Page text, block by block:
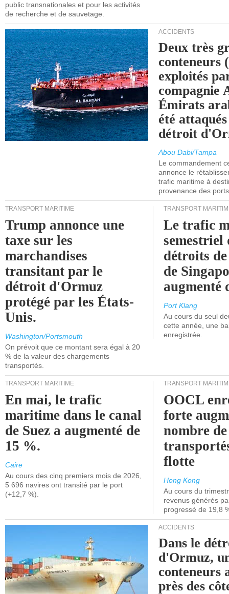
public transnationales et pour les activités
de recherche et de sauvetage.
ACCIDENTS
Deux très
conteneurs
exploités
compagnie
Émirats
été
détroit
Abou Dabi/Tampa
Le commandement
annonce le
trafic maritime à
provenance des
TRANSPORT MARITIME
Trump annonce une
taxe sur les
marchandises
transitant par le
détroit d'Ormuz
protégé par les États-
Unis.
Washington/Portsmouth
On prévoit que ce montant sera égal à 20
% de la valeur des chargements
transportés.
TRANSPORT
Le trafic
semestriel
détroits
de
augmenté
Port Klang
Au cours du seul
cette année, une
enregistrée.
TRANSPORT MARITIME
En mai, le trafic
maritime dans le canal
de Suez a augmenté de
15 %.
Caire
Au cours des cinq premiers mois de 2026,
5 696 navires ont transité par le port
(+12,7 %).
TRANSPORT
OOCL
forte
nombre
flotte
Hong Kong
Au cours du
revenus générés
progressé de 19,8
ACCIDENTS
Dans le
d'Ormuz,
conteneurs
près des